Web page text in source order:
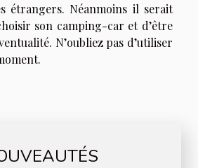
étrangers. Néanmoins il serait
son camping-car et d’être
N’oubliez pas d’utiliser